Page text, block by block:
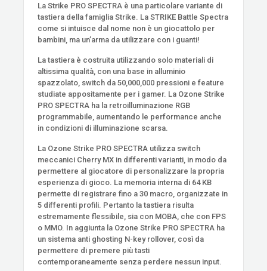
La Strike PRO SPECTRA è una particolare variante di
tastiera della famiglia Strike. La STRIKE Battle Spectra
come si intuisce dal nome non è un giocattolo per
bambini, ma un’arma da utilizzare con i guanti!
La tastiera è costruita utilizzando solo materiali di
altissima qualità, con una base in alluminio
spazzolato, switch da 50,000,000 pressioni e feature
studiate appositamente per i gamer. La Ozone Strike
PRO SPECTRA ha la retroilluminazione RGB
programmabile, aumentando le performance anche
in condizioni di illuminazione scarsa.
La Ozone Strike PRO SPECTRA utilizza switch
meccanici Cherry MX in differenti varianti, in modo da
permettere al giocatore di personalizzare la propria
esperienza di gioco. La memoria interna di 64 KB
permette di registrare fino a 30 macro, organizzate in
5 differenti profili. Pertanto la tastiera risulta
estremamente flessibile, sia con MOBA, che con FPS
o MMO. In aggiunta la Ozone Strike PRO SPECTRA ha
un sistema anti ghosting N-key rollover, così da
permettere di premere più tasti
contemporaneamente senza perdere nessun input.